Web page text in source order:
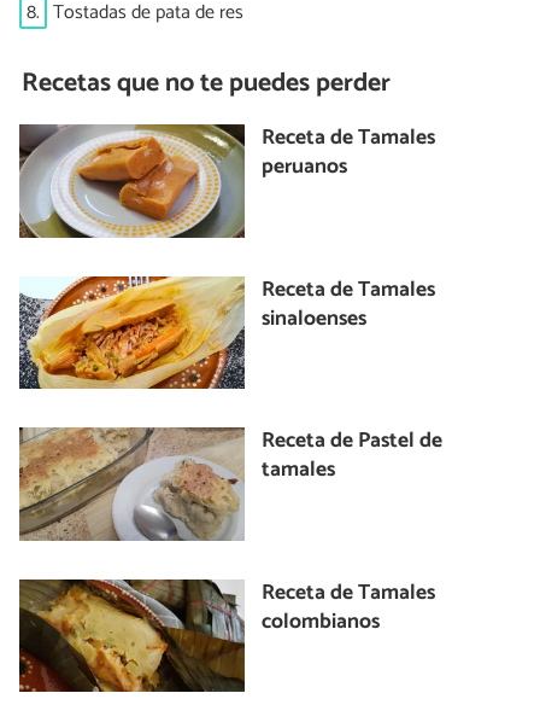
8. Tostadas de pata de res
Recetas que no te puedes perder
Receta de Tamales
peruanos
Receta de Tamales
sinaloenses
Receta de Pastel de
tamales
Receta de Tamales
colombianos